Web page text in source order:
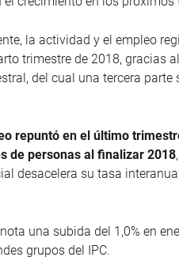
la actividad y el empleo
trimestre de 2018, gracias
del cual una tercera parte
repuntó en el último
de personas al finalizar 2018
desacelera su tasa
una subida del 1,0% en
grupos del IPC.